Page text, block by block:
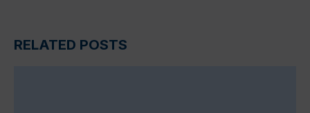
RELATED POSTS